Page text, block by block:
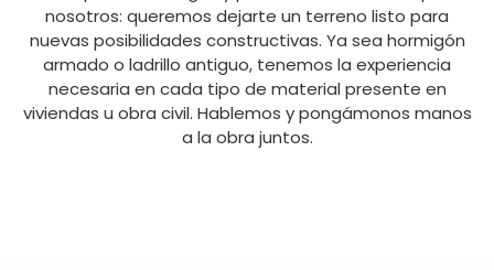
nosotros: queremos dejarte un terreno listo para
nuevas posibilidades constructivas. Ya sea hormigón
armado o ladrillo antiguo, tenemos la experiencia
necesaria en cada tipo de material presente en
viviendas u obra civil. Hablemos y pongámonos manos
a la obra juntos.